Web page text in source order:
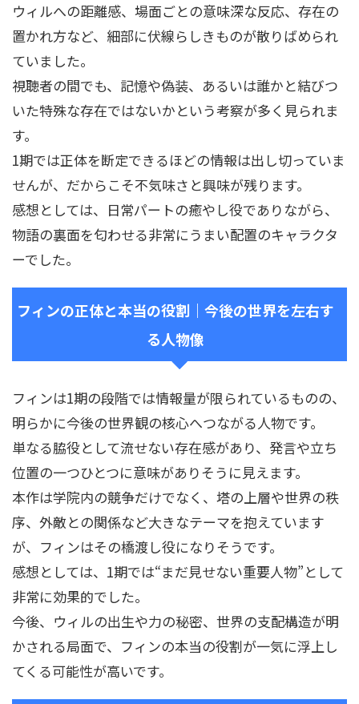
ウィルへの距離感、場面ごとの意味深な反応、存在の
置かれ方など、細部に伏線らしきものが散りばめられ
ていました。
視聴者の間でも、記憶や偽装、あるいは誰かと結びつ
いた特殊な存在ではないかという考察が多く見られま
す。
1期では正体を断定できるほどの情報は出し切っていま
せんが、だからこそ不気味さと興味が残ります。
感想としては、日常パートの癒やし役でありながら、
物語の裏面を匂わせる非常にうまい配置のキャラクタ
ーでした。
フィンの正体と本当の役割｜今後の世界を左右す
る人物像
フィンは1期の段階では情報量が限られているものの、
明らかに今後の世界観の核心へつながる人物です。
単なる脇役として流せない存在感があり、発言や立ち
位置の一つひとつに意味がありそうに見えます。
本作は学院内の競争だけでなく、塔の上層や世界の秩
序、外敵との関係など大きなテーマを抱えています
が、フィンはその橋渡し役になりそうです。
感想としては、1期では“まだ見せない重要人物”として
非常に効果的でした。
今後、ウィルの出生や力の秘密、世界の支配構造が明
かされる局面で、フィンの本当の役割が一気に浮上し
てくる可能性が高いです。